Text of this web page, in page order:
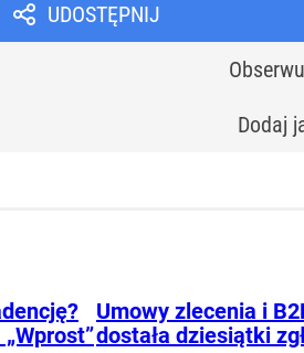
UDOSTĘPNIJ
Dodaj
Umowy zlecenia i
dostała dziesiątki